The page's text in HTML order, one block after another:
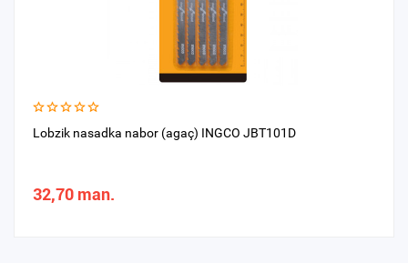
Lobzik nasadka nabor (agaç) INGCO JBT101D
32,70 man.